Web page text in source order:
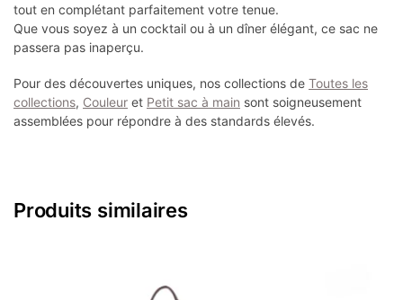
tout en complétant parfaitement votre tenue.
Que vous soyez à un cocktail ou à un dîner élégant, ce sac ne
passera pas inaperçu.
Pour des découvertes uniques, nos collections de Toutes les
collections, Couleur et Petit sac à main sont soigneusement
assemblées pour répondre à des standards élevés.
Produits similaires